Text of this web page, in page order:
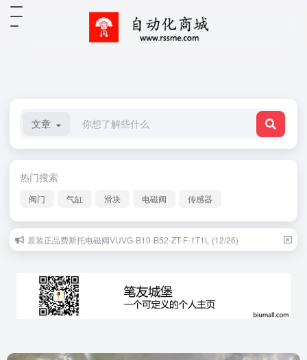
文章
热门搜索
阀门 气缸 滑块 电磁阀 传感器
原装正品费斯托电磁阀VUVG-B10-B52-ZT-F-1T1L (12/26)